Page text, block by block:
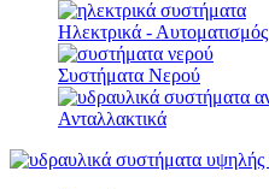
Ηλεκτρικά - Αυτοματισμός
Συστήματα Νερού
Ανταλλακτικά